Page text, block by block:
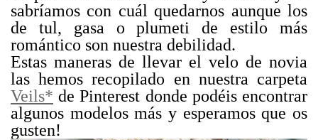
sabríamos con cuál quedarnos aunque los
de tul, gasa o plumeti de estilo más
romántico son nuestra debilidad.
Estas maneras de llevar el velo de novia
las hemos recopilado en nuestra carpeta
Veils* de Pinterest donde podéis encontrar
algunos modelos más y esperamos que os
gusten!